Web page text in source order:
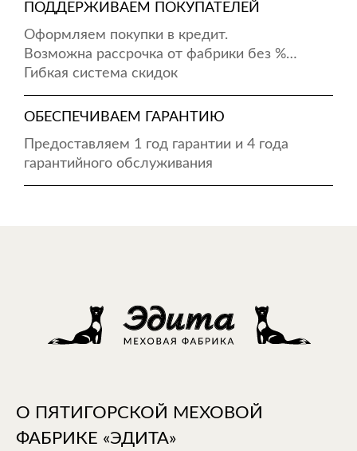
ПОДДЕРЖИВАЕМ ПОКУПАТЕЛЕЙ
Оформляем покупки в кредит.
Возможна рассрочка от фабрики без %…
Гибкая система скидок
ОБЕСПЕЧИВАЕМ ГАРАНТИЮ
Предоставляем 1 год гарантии и 4 года
гарантийного обслуживания
О ПЯТИГОРСКОЙ МЕХОВОЙ
ФАБРИКЕ «ЭДИТА»